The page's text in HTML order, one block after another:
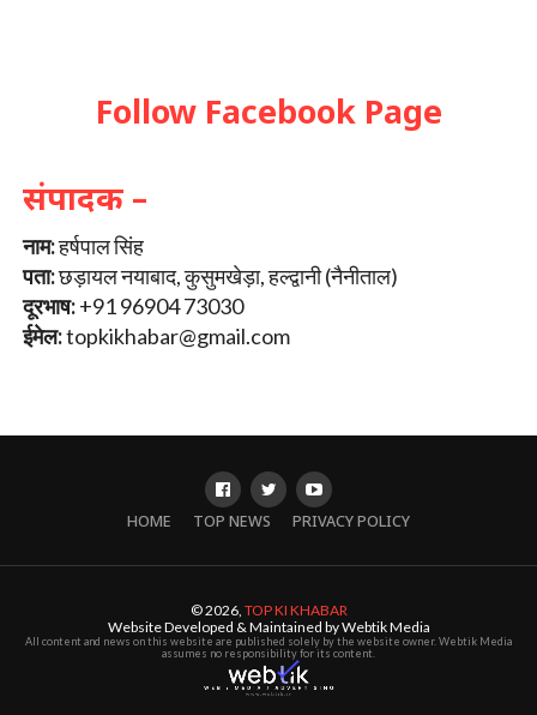
Follow Facebook Page
संपादक –
नाम:हर्षपाल सिंह
पता:छड़ायल नयाबाद, कुसुमखेड़ा, हल्द्वानी (नैनीताल)
दूरभाष:+91 96904 73030
ईमेल:topkikhabar@gmail.com
HOME TOP NEWS PRIVACY POLICY
© 2026, TOP KI KHABAR
Website Developed & Maintained by Webtik Media
All content and news on this website are published solely by the website owner. Webtik Media
assumes no responsibility for its content.